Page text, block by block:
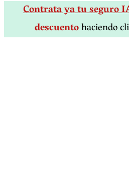
Contrata ya tu seguro
descuentohaciendo